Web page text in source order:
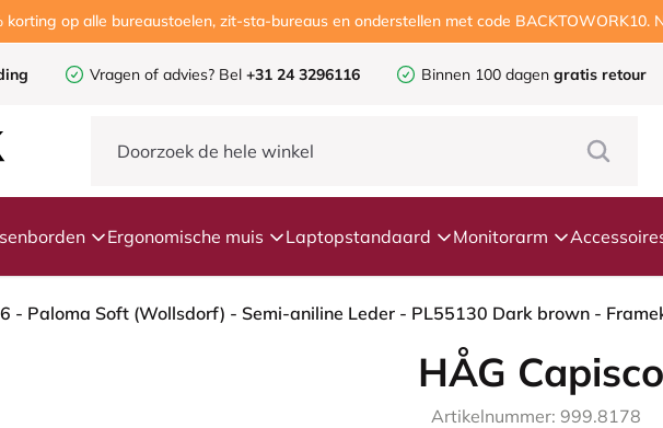
korting op alle bureaustoelen, zit-sta-bureaus en onderstellen met code BACKTOWORK10.
Vragen of advies? Bel +31 24 3296116 Binnen 100 dagen gratis retour
Ergonomische muis Laptopstandaard Monitorarm
HÅG
Artikelnummer: 999.8178